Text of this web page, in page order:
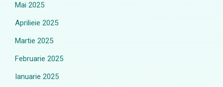
Mai 2025
Aprilieie 2025
Martie 2025
Februarie 2025
Ianuarie 2025